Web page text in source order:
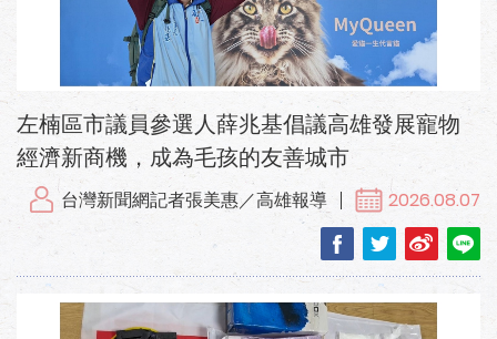
左楠區市議員參選人薛兆基倡議高雄發展寵物
經濟新商機，成為毛孩的友善城市
台灣新聞網記者張美惠／高雄報導 2026.08.07